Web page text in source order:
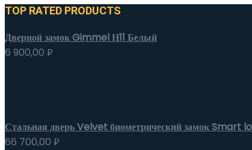
TOP RATED PRODUCTS
Дверной замок Gimmel Н11 Белый
6 900,00 ₽
Стальная дверь Velvet биометрический замок Smart
66 700,00 ₽